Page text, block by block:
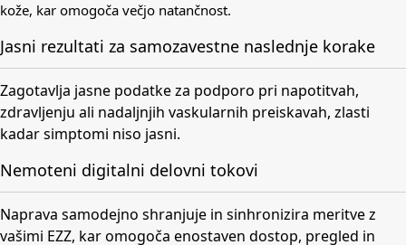
kože, kar omogoča večjo natančnost.
Jasni rezultati za samozavestne naslednje korake
Zagotavlja jasne podatke za podporo pri napotitvah,
zdravljenju ali nadaljnjih vaskularnih preiskavah, zlasti
kadar simptomi niso jasni.
Nemoteni digitalni delovni tokovi
Naprava samodejno shranjuje in sinhronizira meritve z
vašimi EZZ, kar omogoča enostaven dostop, pregled in